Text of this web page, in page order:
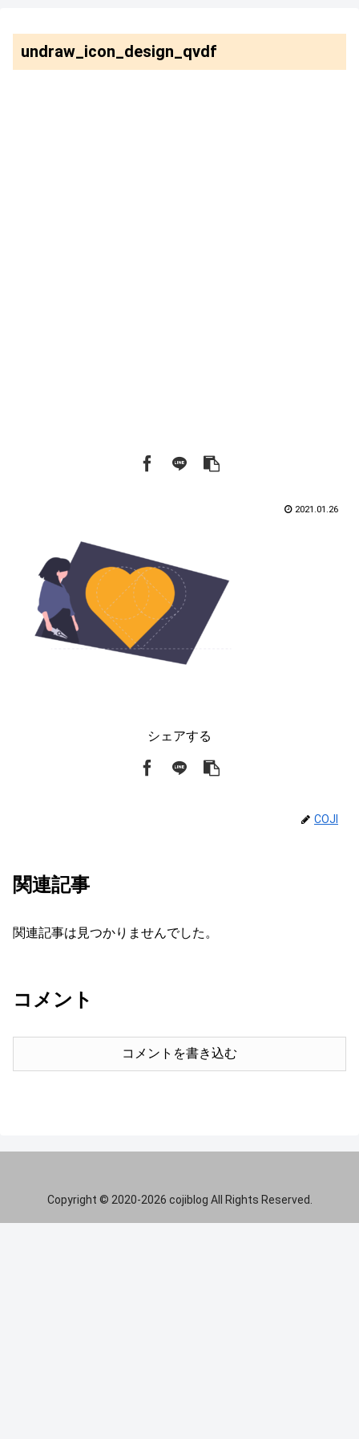
undraw_icon_design_qvdf
2021.01.26
シェアする
COJI
関連記事
関連記事は見つかりませんでした。
コメント
コメントを書き込む
Copyright © 2020-2026 cojiblog All Rights Reserved.